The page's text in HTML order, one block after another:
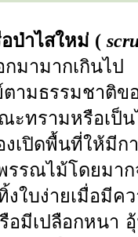
ป่าไสใหม่ (
กมามากเกินไ
ตามธรรมชาติ
ะทรามหรือเป็
เปิดพื้นที่ให้มีก
ไม้โดยมาก
ใบง่ายเมื่อมีค
อมีเปลือกหนา